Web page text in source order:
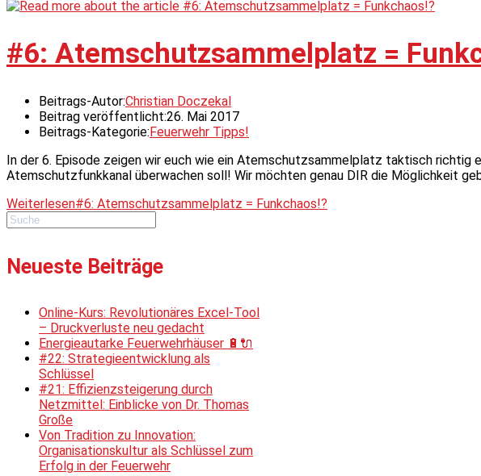
#6: Atemschutzsammelplatz =
Beitrags-Autor:Christian Doczekal
Beitrag veröffentlicht:26. Mai 2017
Beitrags-Kategorie:Feuerwehr Tipps!
In der 6. Episode zeigen wir euch wie ein Atemschutzsammelplatz taktisch richtig
Atemschutzfunkkanal überwachen soll! Wir möchten genau DIR die Möglichkeit
Weiterlesen#6: Atemschutzsammelplatz = Funkchaos!?
Neueste Beiträge
Online-Kurs: Revolutionäres Excel-Tool
– Druckverluste neu gedacht
Energieautarke Feuerwehrhäuser 🔋🔌
#22: Strategieentwicklung als
Schlüssel
#21: Effizienzsteigerung durch
Netzmittel: Einblicke von Dr. Thomas
Große
Von Tradition zu Innovation:
Organisationskultur als Schlüssel zum
Erfolg in der Feuerwehr